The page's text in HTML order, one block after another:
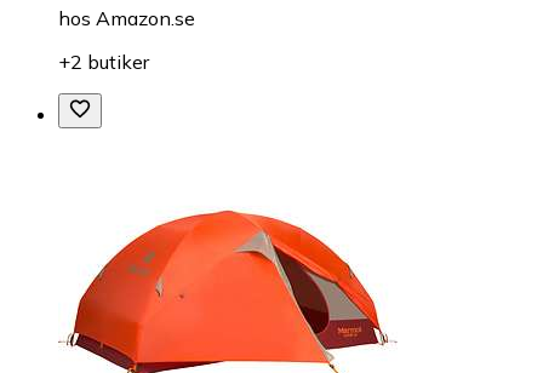
hos Amazon.se
+2 butiker